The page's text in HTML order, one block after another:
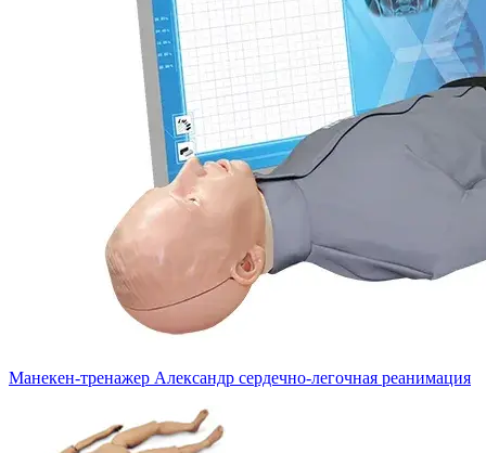
Манекен-тренажер Александр сердечно-легочная реанимация